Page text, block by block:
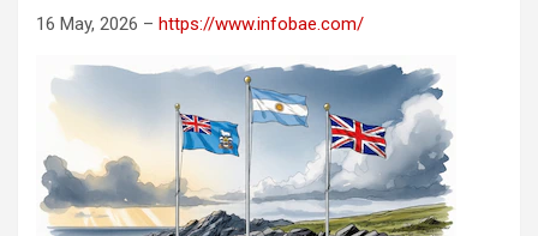
16 May, 2026 – https://www.infobae.com/